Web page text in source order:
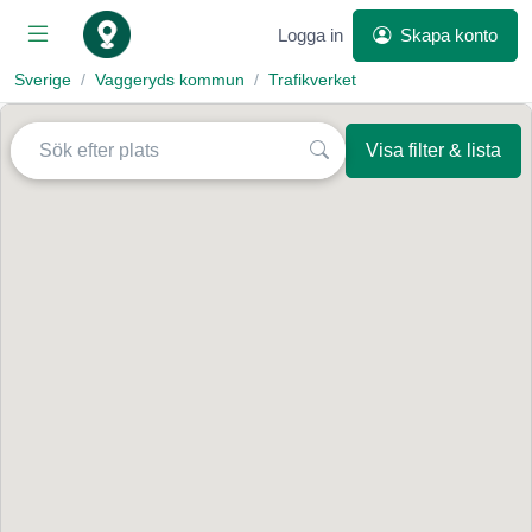
Logga in Skapa konto
Sverige Vaggeryds kommun Trafikverket
Visa filter & lista